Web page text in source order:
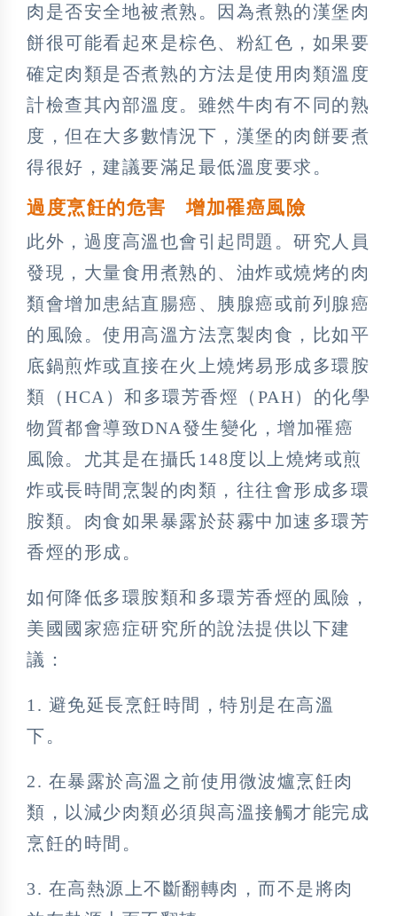
肉是否安全地被煮熟。因為煮熟的漢堡肉
餅很可能看起來是棕色、粉紅色，如果要
確定肉類是否煮熟的方法是使用肉類溫度
計檢查其內部溫度。雖然牛肉有不同的熟
度，但在大多數情況下，漢堡的肉餅要煮
得很好，建議要滿足最低溫度要求。
過度烹飪的危害 增加罹癌風險
此外，過度高溫也會引起問題。研究人員
發現，大量食用煮熟的、油炸或燒烤的肉
類會增加患結直腸癌、胰腺癌或前列腺癌
的風險。使用高溫方法烹製肉食，比如平
底鍋煎炸或直接在火上燒烤易形成多環胺
類（HCA）和多環芳香烴（PAH）的化學
物質都會導致DNA發生變化，增加罹癌
風險。尤其是在攝氏148度以上燒烤或煎
炸或長時間烹製的肉類，往往會形成多環
胺類。肉食如果暴露於菸霧中加速多環芳
香烴的形成。
如何降低多環胺類和多環芳香烴的風險，
美國國家癌症研究所的說法提供以下建
議：
1. 避免延長烹飪時間，特別是在高溫
下。
2. 在暴露於高溫之前使用微波爐烹飪肉
類，以減少肉類必須與高溫接觸才能完成
烹飪的時間。
3. 在高熱源上不斷翻轉肉，而不是將肉